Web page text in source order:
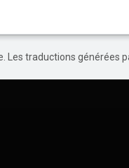
traductions générées